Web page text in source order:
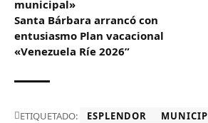
municipal»‎
Santa Bárbara arrancó con
entusiasmo Plan vacacional
«Venezuela Ríe 2026”
ETIQUETADO: ESPLENDOR